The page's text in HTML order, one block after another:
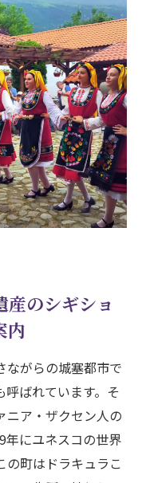
産のシギショ
内
ながらの城塞都市で
ばれています。そ
ニア・ザクセン人の
年にユネスコの世界
の町はドラキュラこ